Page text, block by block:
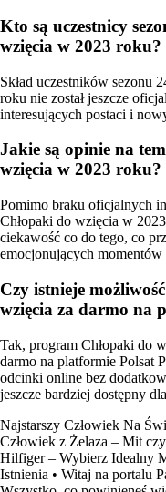
Kto są uczestnicy
wzięcia w 2023 roku?
Skład uczestników sezonu
roku nie został jeszcze
interesujących postaci i
Jakie są opinie na
wzięcia w 2023 roku?
Pomimo braku oficjalnych
Chłopaki do wzięcia w
ciekawość co do tego, co
emocjonujących momentów
Czy istnieje
wzięcia za darmo na
Tak, program Chłopaki do
darmo na platformie Polsat
odcinki online bez
jeszcze bardziej dostępny
Najstarszy Człowiek Na
Człowiek z Żelaza – Mit
Hilfiger – Wybierz Idealny
Istnienia • Witaj na portalu